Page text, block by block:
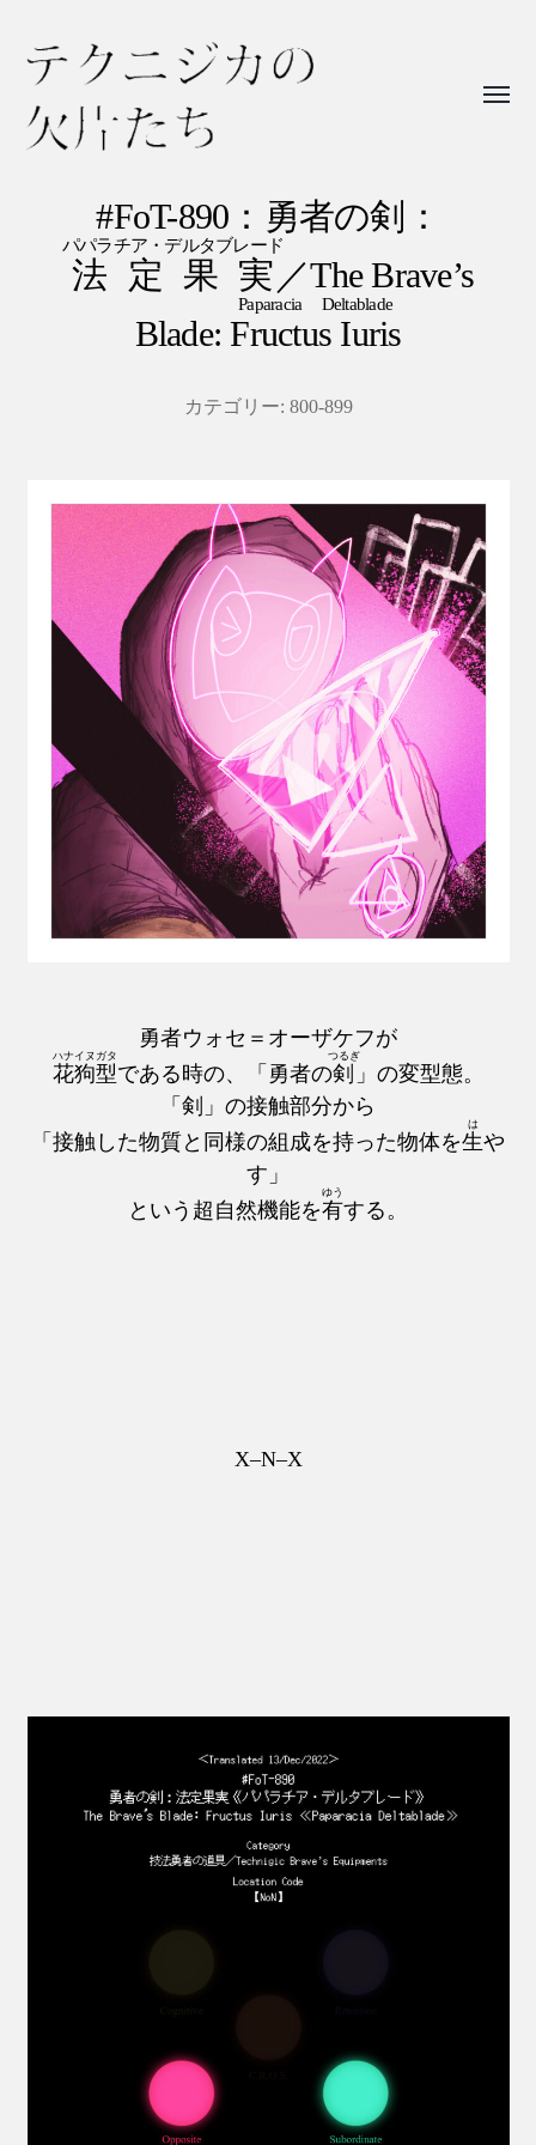
ち
#FoT-890：勇者の剣：
法定果実
パパラチア・デルタブレード
／The Brave’s
Blade:Fructus Iuris
Paparacia Deltablade
カテゴリー: 800-899
勇者ウォセ＝オーザケフが
花狗型
ハナイヌガタ
である時の、「勇者の剣
つるぎ
」の変型態。
「剣」の接触部分から
「接触した物質と同様の組成を持った物体を生
は
や
す」
という超自然機能を有
ゆう
する。
X–N–X